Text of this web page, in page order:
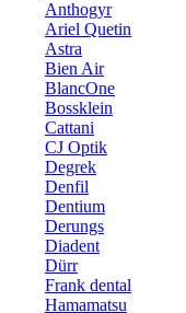
Anthogyr
Ariel Quetin
Astra
Bien Air
BlancOne
Bossklein
Cattani
CJ Optik
Degrek
Denfil
Dentium
Derungs
Diadent
Dürr
Frank dental
Hamamatsu